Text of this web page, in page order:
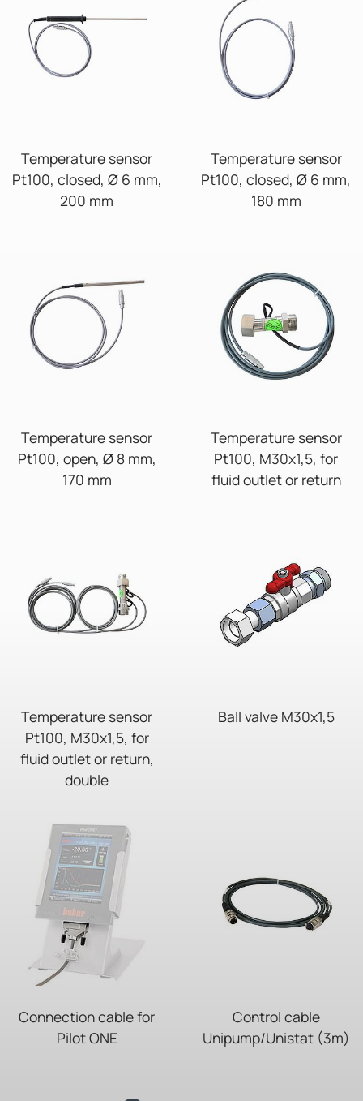
Temperature sensor
Pt100, closed, Ø 6 mm,
200 mm
Temperature sensor
Pt100, closed, Ø 6 mm,
180 mm
Temperature sensor
Pt100, open, Ø 8 mm,
170 mm
Temperature sensor
Pt100, M30x1,5, for
fluid outlet or return
Temperature sensor
Pt100, M30x1,5, for
fluid outlet or return,
double
Ball valve M30x1,5
Connection cable for
Pilot ONE
Control cable
Unipump/Unistat (3m)